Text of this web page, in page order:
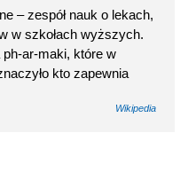
– zespół nauk o lekach,
w szkołach wyższych.
ar-maki, które w
kto zapewnia
Wikipedia